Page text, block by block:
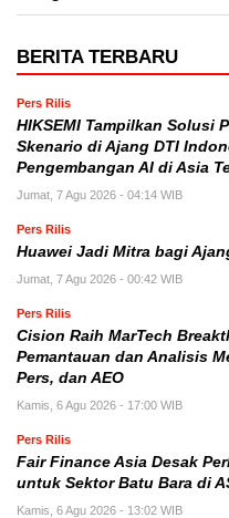
BERITA TERBARU
Pers Rilis
HIKSEMI Tampilkan Solusi
Skenario di Ajang DTI
Pengembangan AI di Asia
Jumat, 7 Agu 2026 - 04:14 WIB
Pers Rilis
Huawei Jadi Mitra bagi
Jumat, 7 Agu 2026 - 00:42 WIB
Pers Rilis
Cision Raih MarTech
Pemantauan dan Analisis
Pers, dan AEO
Kamis, 6 Agu 2026 - 17:00 WIB
Pers Rilis
Fair Finance Asia Desak
untuk Sektor Batu Bara di
Kamis, 6 Agu 2026 - 13:02 WIB